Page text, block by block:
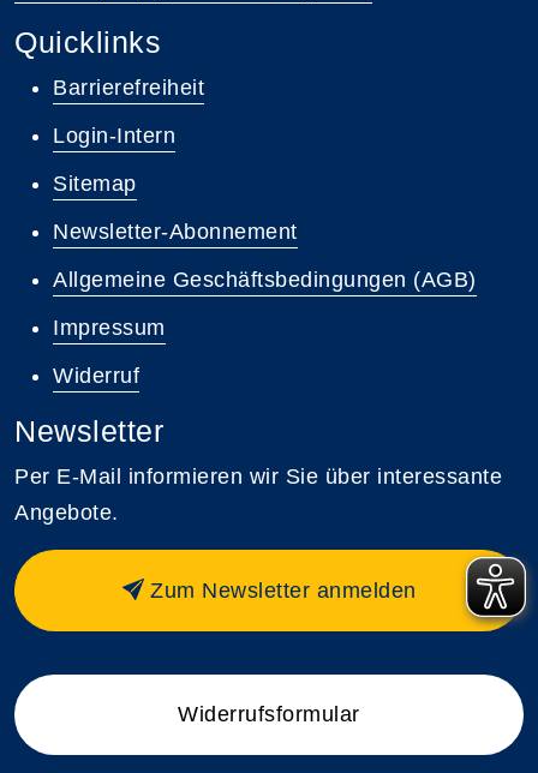
Quicklinks
Barrierefreiheit
Login-Intern
Sitemap
Newsletter-Abonnement
Allgemeine Geschäftsbedingungen (AGB)
Impressum
Widerruf
Newsletter
Per E-Mail informieren wir Sie über interessante
Angebote.
Zum Newsletter anmelden
Widerrufsformular